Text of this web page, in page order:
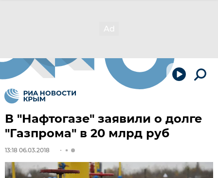
В "Нафтогазе" заявили о долге
"Газпрома" в 20 млрд руб
13:18 06.03.2018